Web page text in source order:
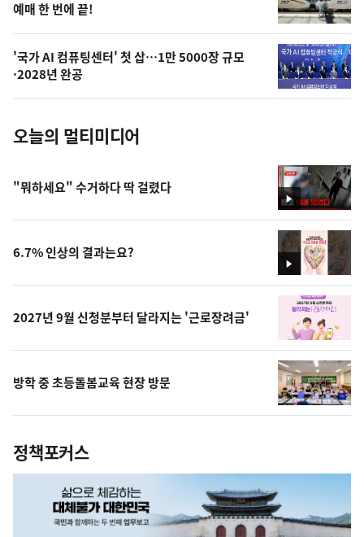
늘
의
사
진
예매 한 번에 끝!
'국가 AI 컴퓨팅센터' 첫 삽…1만 5000장 규모
·2028년 완공
오늘의 멀티미디어
영
상
"뭐하세요" 수거하다 딱 걸렸다
영
상
6.7% 인상의 결과는요?
2027년 9월 신청분부터 달라지는 '근로장려금'
방학 중 초등돌봄교육 현장 방문
정책포커스